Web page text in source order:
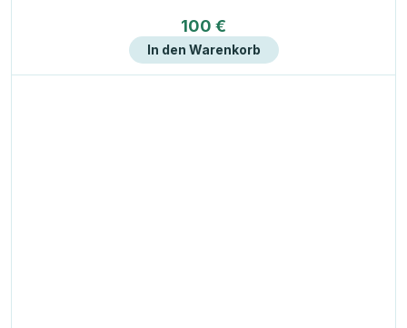
100 €
In den Warenkorb